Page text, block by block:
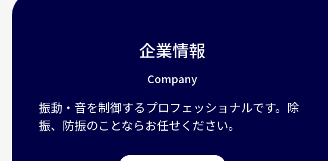
企業情報
Company
振動・音を制御するプロフェッショナルです。除
振、防振のことならお任せください。